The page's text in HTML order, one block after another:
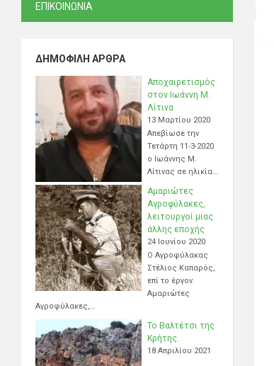
ΕΠΙΚΟΙΝΩΝΙΑ
ΔΗΜΟΦΙΛΉ ΆΡΘΡΑ
Αποχαιρετισμός
στον Ιωάννη Μ.
Λίτινα
13 Μαρτίου 2020
Απεβίωσε την
Τετάρτη 11-3-2020
ο Ιωάννης Μ.
Λίτινας σε ηλικία…
Αμαριώτες
Αγροφύλακες,
λειτουργοί μιας
άλλης εποχής
24 Ιουνίου 2020
Ο Αγροφύλακας
Στέλιος Καπαρός,
επί το έργον.
Αμαριώτες
Αγροφύλακες,…
Το Βαλτέτσι της
Κρήτης.
18 Απριλίου 2021